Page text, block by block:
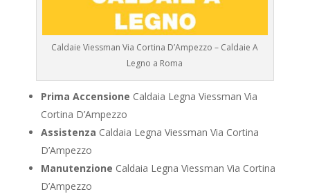
Caldaie Viessman Via Cortina D’Ampezzo – Caldaie A
Legno a Roma
Prima Accensione Caldaia Legna Viessman Via
Cortina D’Ampezzo
Assistenza Caldaia Legna Viessman Via Cortina
D’Ampezzo
Manutenzione Caldaia Legna Viessman Via Cortina
D’Ampezzo